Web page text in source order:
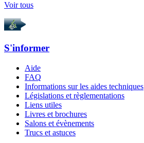
Voir tous
S'informer
Aide
FAQ
Informations sur les aides techniques
Législations et règlementations
Liens utiles
Livres et brochures
Salons et évènements
Trucs et astuces